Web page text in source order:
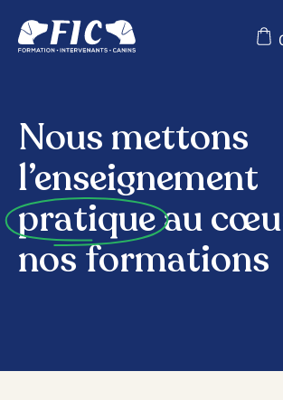
Nous mettons
l’enseignement
pratiqueau
nos formations